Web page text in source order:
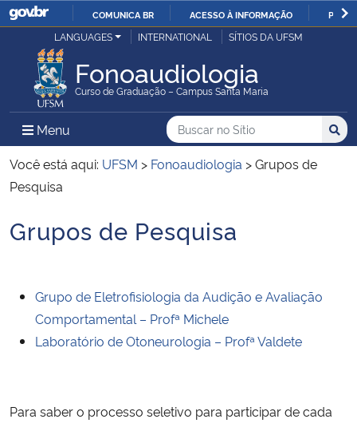
IR
O
COMUNICA BR ACESSO À INFORMAÇÃO
Ministério da Justiça e Segurança Pública
Ministério da Defesa
Ministério das Relações Exteriores
Ministério da Infraestrutura
Ministério da Educação
Ministério da Saúde
LANGUAGES INTERNATIONAL SÍTIOS DA UFSM
Fonoaudiologia
Curso de Graduação – Campus Santa Maria
Menu Menu Principal do Sítio
Busca
Buscar no no Sítio
Busca:
Você está aqui: UFSM > Fonoaudiologia >Grupos de
Pesquisa
Início do conteúdo
Grupos de Pesquisa
Grupo de Eletrofisiologia da Audição e Avaliação
Comportamental – Profª Michele
Laboratório de Otoneurologia – Profª Valdete
Para saber o processo seletivo para participar de cada